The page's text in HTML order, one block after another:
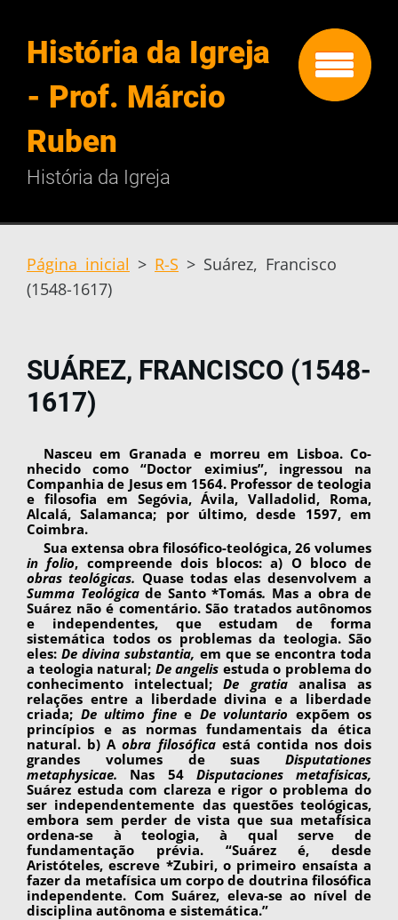
História da Igreja
- Prof. Márcio
Ruben
História da Igreja
Página inicial > R-S > Suárez, Francisco
(1548-1617)
SUÁREZ, FRANCISCO (1548-
1617)
Nasceu em Granada e morreu em Lisboa. Co­
nhecido como “Doctor eximius”, ingressou na
Companhia de Jesus em 1564. Professor de teo­logia
e filosofia em Segóvia, Ávila, Valladolid, Roma,
Alcalá, Salamanca; por último, desde 1597, em
Coimbra.
Sua extensa obra filosófico-teológica, 26 vo­lumes
in folio, compreende dois blocos: a) O blo­co de
obras teológicas. Quase todas elas desen­volvem a
Summa Teológica de Santo *Tomás. Mas a obra de
Suárez não é comentário. São tra­tados autônomos
e independentes, que estudam de forma
sistemática todos os problemas da teo­logia. São
eles:De divina substantia, em que se encontra toda
a teologia natural; De angelis estu­da o problema do
conhecimento intelectual;De gratia analisa as
relações entre a liberdade divina e a liberdade
criada; De ultimo fine e De voluntario expõem os
princípios e as normas fun­damentais da ética
natural. b) Aobra filosófica está contida nos dois
grandes volumes de suas Disputationes
metaphysicae. Nas 54 Disputaciones metafísicas,
Suárez estuda com clareza e rigor o problema do
ser independente­mente das questões teológicas,
embora sem per­der de vista que sua metafísica
ordena-se à teolo­gia, à qual serve de
fundamentação prévia. “Suárez é, desde
Aristóteles, escreve *Zubiri, o primeiro ensaísta a
fazer da metafísica um corpo de doutrina filosófica
independente. Com Suárez, eleva-se ao nível de
disciplina autônoma e siste­mática.”